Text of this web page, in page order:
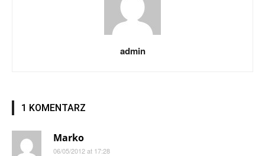
admin
1 KOMENTARZ
Marko
06/05/2012 at 17:28